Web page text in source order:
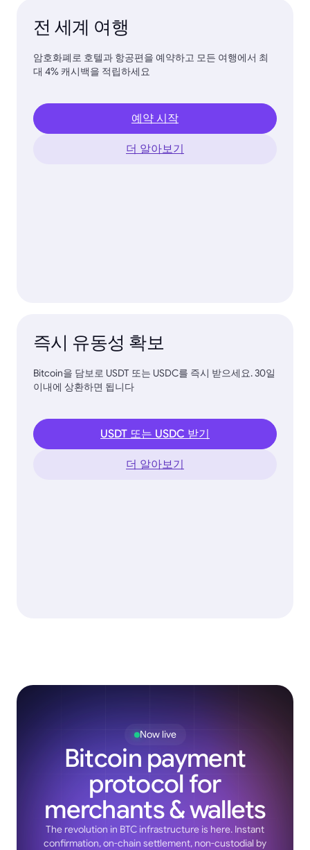
전 세계 여행
암호화폐로 호텔과 항공편을 예약하고 모든 여행에서 최
대 4% 캐시백을 적립하세요
예약 시작
더 알아보기
즉시 유동성 확보
Bitcoin을 담보로 USDT 또는 USDC를 즉시 받으세요. 30일
이내에 상환하면 됩니다
USDT 또는 USDC 받기
더 알아보기
Now live
Bitcoin payment
protocol for
merchants & wallets
The revolution in BTC infrastructure is here. Instant
confirmation, on-chain settlement, non-custodial by